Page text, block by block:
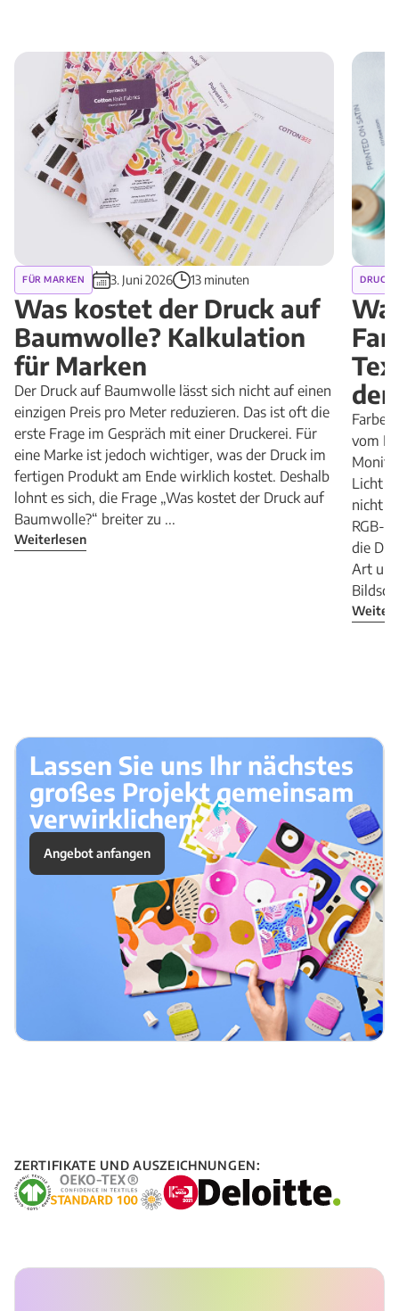
FÜR MARKEN 3. Juni 2026 13 minuten
Was kostet der Druck auf
Baumwolle? Kalkulation
für Marken
Der Druck auf Baumwolle lässt sich nicht auf einen
einzigen Preis pro Meter reduzieren. Das ist oft die
erste Frage im Gespräch mit einer Druckerei. Für
eine Marke ist jedoch wichtiger, was der Druck im
fertigen Produkt am Ende wirklich kostet. Deshalb
lohnt es sich, die Frage „Was kostet der Druck auf
Baumwolle?“ breiter zu ...
Weiterlesen
vom
Licht
nicht
RGB-
die
Art
Lassen Sie uns Ihr nächstes
großes Projekt gemeinsam
verwirklichen.
Angebot anfangen
ZERTIFIKATE UND AUSZEICHNUNGEN: